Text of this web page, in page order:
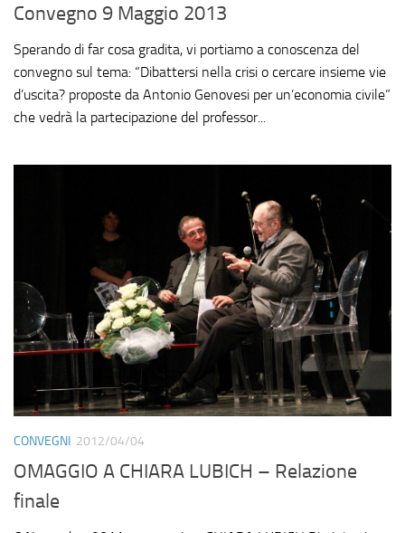
Convegno 9 Maggio 2013
Sperando di far cosa gradita, vi portiamo a conoscenza del
convegno sul tema: “Dibattersi nella crisi o cercare insieme vie
d’uscita? proposte da Antonio Genovesi per un’economia civile”
che vedrà la partecipazione del professor...
CONVEGNI 2012/04/04
OMAGGIO A CHIARA LUBICH – Relazione
finale